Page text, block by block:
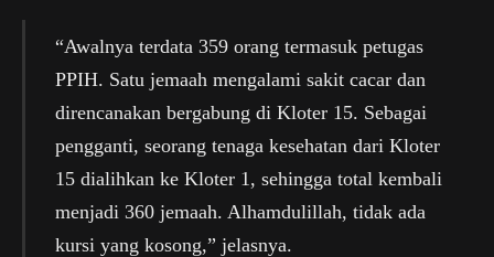
“Awalnya terdata 359 orang termasuk petugas
PPIH. Satu jemaah mengalami sakit cacar dan
direncanakan bergabung di Kloter 15. Sebagai
pengganti, seorang tenaga kesehatan dari Kloter
15 dialihkan ke Kloter 1, sehingga total kembali
menjadi 360 jemaah. Alhamdulillah, tidak ada
kursi yang kosong,” jelasnya.